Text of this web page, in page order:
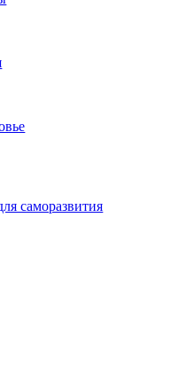
саморазвития